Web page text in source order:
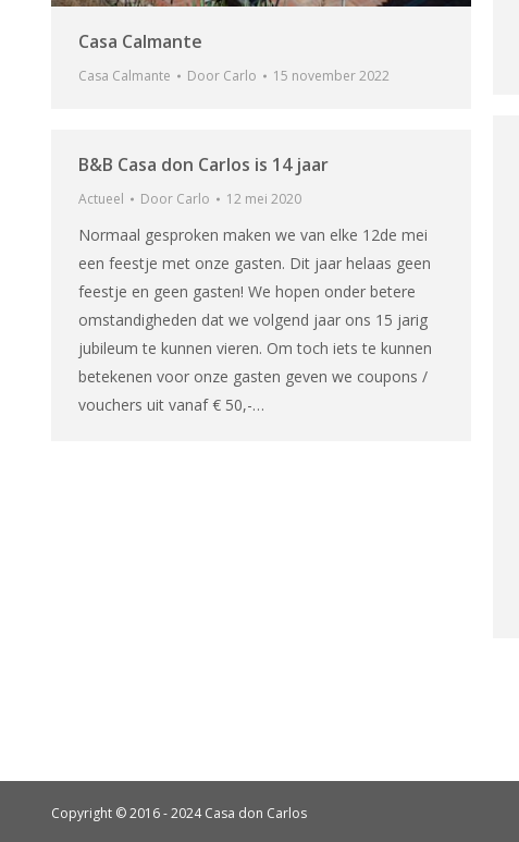
Casa Calmante
Casa Calmante Door Carlo 15 november 2022
B&B Casa don Carlos is 14 jaar
Actueel Door Carlo 12 mei 2020
Normaal gesproken maken we van elke 12de mei
een feestje met onze gasten. Dit jaar helaas geen
feestje en geen gasten! We hopen onder betere
omstandigheden dat we volgend jaar ons 15 jarig
jubileum te kunnen vieren. Om toch iets te kunnen
betekenen voor onze gasten geven we coupons /
vouchers uit vanaf € 50,-…
Copyright © 2016 - 2024 Casa don Carlos